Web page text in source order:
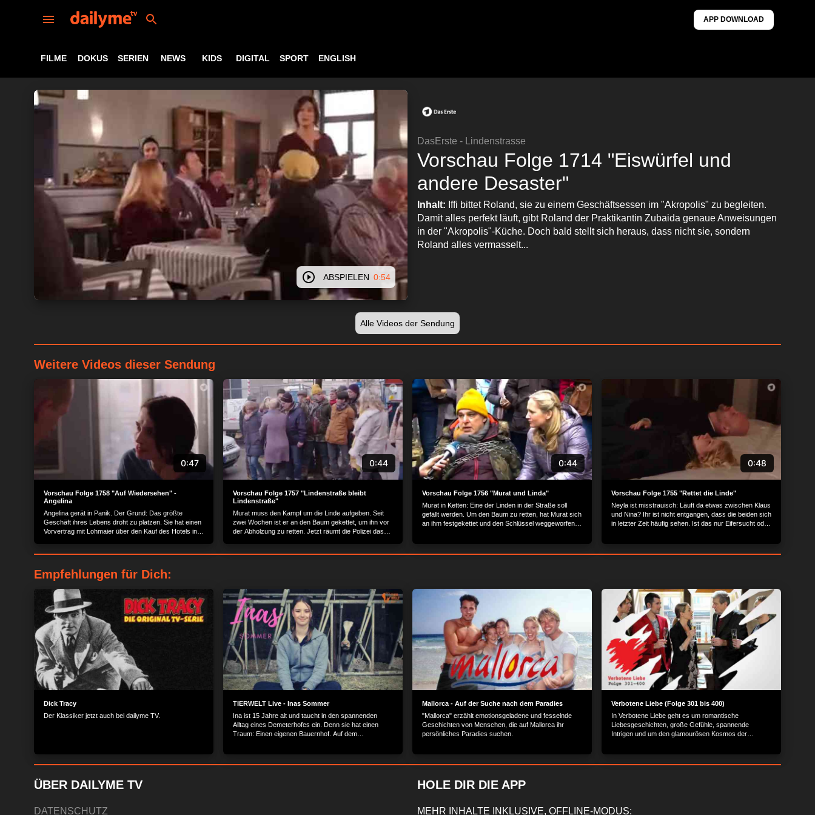
APP DOWNLOAD
FILME DOKUS SERIEN NEWS KIDS DIGITAL SPORT ENGLISH
ABSPIELEN 0:54
DasErste - Lindenstrasse
Vorschau Folge 1714 "Eiswürfel und
andere Desaster"
Inhalt: Iffi bittet Roland, sie zu einem Geschäftsessen im "Akropolis" zu begleiten.
Damit alles perfekt läuft, gibt Roland der Praktikantin Zubaida genaue Anweisungen
in der "Akropolis"-Küche. Doch bald stellt sich heraus, dass nicht sie, sondern
Roland alles vermasselt...
Alle Videos der Sendung
Weitere Videos dieser Sendung
0:47
Vorschau Folge 1758 "Auf Wiedersehen" -
Angelina
Angelina gerät in Panik. Der Grund: Das größte
Geschäft ihres Lebens droht zu platzen. Sie hat einen
Vorvertrag mit Lohmaier über den Kauf des Hotels in
0:44
Vorschau Folge 1757 "Lindenstraße bleibt
Lindenstraße"
Murat muss den Kampf um die Linde aufgeben. Seit
zwei Wochen ist er an den Baum gekettet, um ihn vor
der Abholzung zu retten. Jetzt räumt die Polizei das
0:44
Vorschau Folge 1756 "Murat und Linda"
Murat in Ketten: Eine der Linden in der Straße soll
gefällt werden. Um den Baum zu retten, hat Murat sich
an ihm festgekettet und den Schlüssel weggeworfen.
0:48
Vorschau Folge 1755 "Rettet die Linde"
Neyla ist misstrauisch: Läuft da etwas zwischen Klaus
und Nina? Ihr ist nicht entgangen, dass die beiden sich
in letzter Zeit häufig sehen. Ist das nur Eifersucht oder
Empfehlungen für Dich:
Dick Tracy
Der Klassiker jetzt auch bei dailyme TV.
TIERWELT Live - Inas Sommer
Ina ist 15 Jahre alt und taucht in den spannenden
Alltag eines Demeterhofes ein. Denn sie hat einen
Traum: Einen eigenen Bauernhof. Auf dem
Mallorca - Auf der Suche nach dem Paradies
"Mallorca" erzählt emotionsgeladene und fesselnde
Geschichten von Menschen, die auf Mallorca ihr
persönliches Paradies suchen.
Verbotene Liebe (Folge 301 bis 400)
In Verbotene Liebe geht es um romantische
Liebesgeschichten, große Gefühle, spannende
Intrigen und um den glamourösen Kosmos der
ÜBER DAILYME TV
DATENSCHUTZ
HOLE DIR DIE APP
MEHR INHALTE INKLUSIVE, OFFLINE-MODUS: